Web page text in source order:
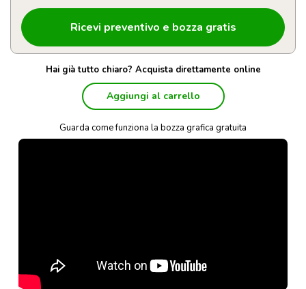
Hai già tutto chiaro? Acquista direttamente online
Aggiungi al carrello
Guarda come funziona la bozza grafica gratuita